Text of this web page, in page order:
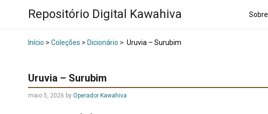
Repositório Digital Kawahiva Sobre
Início > Coleções > Dicionário > Uruvia – Surubim
Uruvia – Surubim
maio 5, 2026 by Operador Kawahiva